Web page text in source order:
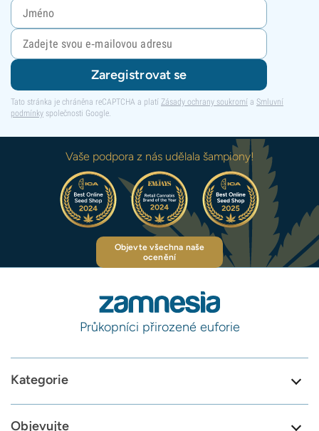
Zaregistrovat se
Tato stránka je chráněna reCAPTCHA a platí Zásady ochrany soukromí a Smluvní
podmínky společnosti Google.
Vaše podpora z nás udělala šampiony!
Objevte všechna naše
ocenění
Průkopníci přirozené euforie
Kategorie
Objevujte